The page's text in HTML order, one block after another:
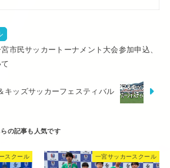
市民サッカートーナメント大会参加申込、
ッズサッカーフェスティバル
スクール 一宮サッカースクール